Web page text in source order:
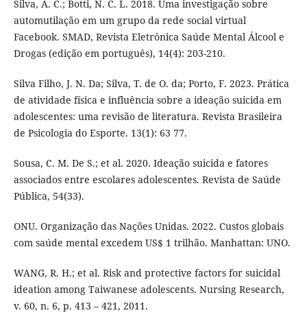
Silva, A. C.; Botti, N. C. L. 2018. Uma investigação sobre
automutilação em um grupo da rede social virtual
Facebook. SMAD, Revista Eletrônica Saúde Mental Álcool e
Drogas (edição em português), 14(4): 203-210.
Silva Filho, J. N. Da; Silva, T. de O. da; Porto, F. 2023. Prática
de atividade física e influência sobre a ideação suicida em
adolescentes: uma revisão de literatura. Revista Brasileira
de Psicologia do Esporte. 13(1): 63 77.
Sousa, C. M. De S.; et al. 2020. Ideação suicida e fatores
associados entre escolares adolescentes. Revista de Saúde
Pública, 54(33).
ONU. Organização das Nações Unidas. 2022. Custos globais
com saúde mental excedem US$ 1 trilhão. Manhattan: UNO.
WANG, R. H.; et al. Risk and protective factors for suicidal
ideation among Taiwanese adolescents. Nursing Research,
v. 60, n. 6, p. 413 – 421, 2011.